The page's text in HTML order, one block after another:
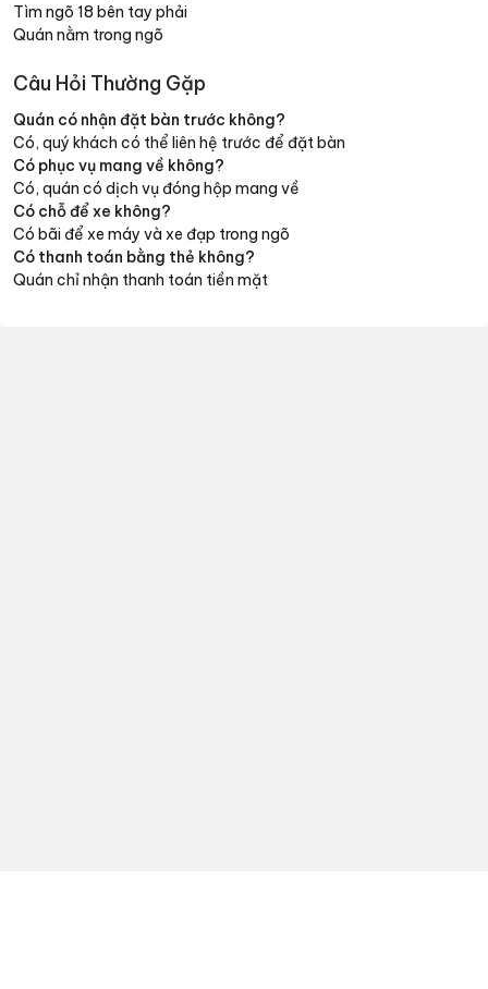
Tìm ngõ 18 bên tay phải
Quán nằm trong ngõ
Câu Hỏi Thường Gặp
Quán có nhận đặt bàn trước không?
Có, quý khách có thể liên hệ trước để đặt bàn
Có phục vụ mang về không?
Có, quán có dịch vụ đóng hộp mang về
Có chỗ để xe không?
Có bãi để xe máy và xe đạp trong ngõ
Có thanh toán bằng thẻ không?
Quán chỉ nhận thanh toán tiền mặt